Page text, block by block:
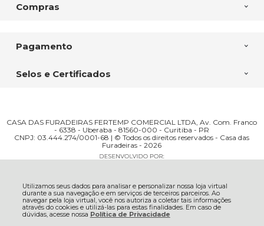
Utilizamos seus dados para analisar e personalizar nossa loja virtual
durante a sua navegação e em serviços de terceiros parceiros. Ao
navegar pela loja virtual, você nos autoriza a coletar tais informações
através do cookies e utilizá-las para estas finalidades. Em caso de
dúvidas, acesse nossa Política de Privacidade
Compras
Pagamento
Selos e Certificados
CASA DAS FURADEIRAS FERTEMP COMERCIAL LTDA, Av. Com. Franco
- 6338 - Uberaba - 81560-000 - Curitiba - PR
CNPJ: 03.444.274/0001-68 | © Todos os direitos reservados - Casa das
Furadeiras - 2026